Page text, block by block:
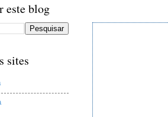
este blog
sites